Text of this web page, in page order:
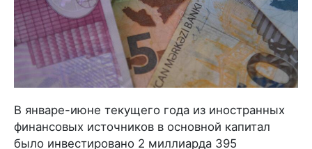
В январе-июне текущего года из иностранных
финансовых источников в основной капитал
было инвестировано 2 миллиарда 395